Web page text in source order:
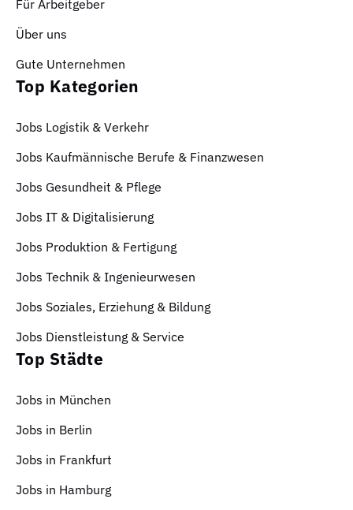
Für Arbeitgeber
Über uns
Gute Unternehmen
Top Kategorien
Jobs Logistik & Verkehr
Jobs Kaufmännische Berufe & Finanzwesen
Jobs Gesundheit & Pflege
Jobs IT & Digitalisierung
Jobs Produktion & Fertigung
Jobs Technik & Ingenieurwesen
Jobs Soziales, Erziehung & Bildung
Jobs Dienstleistung & Service
Top Städte
Jobs in München
Jobs in Berlin
Jobs in Frankfurt
Jobs in Hamburg